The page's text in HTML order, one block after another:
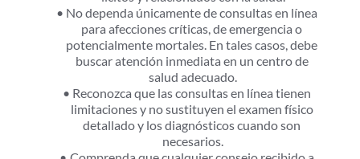
No dependa únicamente de consultas en línea
para afecciones críticas, de emergencia o
potencialmente mortales. En tales casos, debe
buscar atención inmediata en un centro de
salud adecuado.
Reconozca que las consultas en línea tienen
limitaciones y no sustituyen el examen físico
detallado y los diagnósticos cuando son
necesarios.